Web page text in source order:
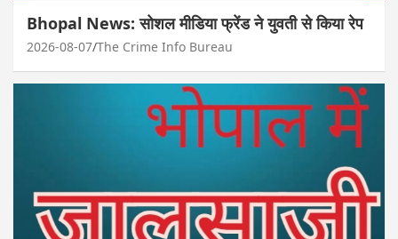
Bhopal News: सोशल मीडिया फ्रेंड ने युवती से किया रेप
2026-08-07 The Crime Info Bureau